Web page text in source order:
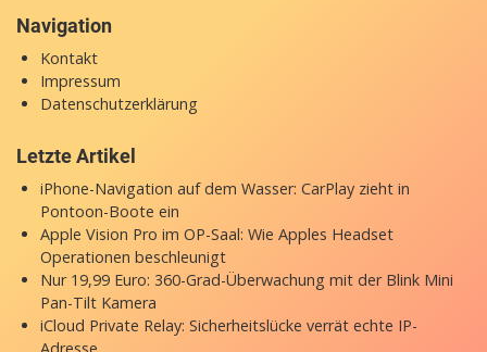
Navigation
Kontakt
Impressum
Datenschutzerklärung
Letzte Artikel
iPhone-Navigation auf dem Wasser: CarPlay zieht in
Pontoon-Boote ein
Apple Vision Pro im OP-Saal: Wie Apples Headset
Operationen beschleunigt
Nur 19,99 Euro: 360-Grad-Überwachung mit der Blink Mini
Pan-Tilt Kamera
iCloud Private Relay: Sicherheitslücke verrät echte IP-